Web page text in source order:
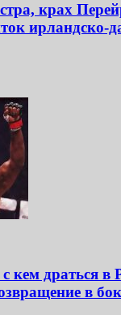
крах
ирландско-
кем драться
в